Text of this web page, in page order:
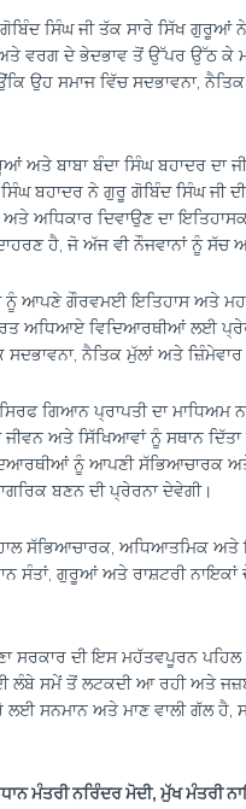
ਸਿੰਘ ਜੀ ਤੱਕ ਸਾਰੇ ਸਿੱਖ ਗੁਰੂਆਂ
ਅਤੇ ਵਰਗ ਦੇ ਭੇਦਭਾਵ ਤੋਂ ਉੱਪਰ ਉੱਠ ਕੇ
ਉਹ ਸਮਾਜ ਵਿੱਚ ਸਦਭਾਵਨਾ,
ਅਤੇ ਬਾਬਾ ਬੰਦਾ ਸਿੰਘ ਬਹਾਦਰ ਦਾ
ਬਹਾਦਰ ਨੇ ਗੁਰੂ ਗੋਬਿੰਦ ਸਿੰਘ ਜੀ
ਅਧਿਕਾਰ ਦਿਵਾਉਣ ਦਾ ਇਤਿਹਾਸਕ
ਹੈ, ਜੋ ਅੱਜ ਵੀ ਨੌਜਵਾਨਾਂ ਨੂੰ ਸੱਚ
ਨੂੰ ਆਪਣੇ ਗੌਰਵਮਈ ਇਤਿਹਾਸ ਅਤੇ
ਅਧਿਆਏ ਵਿਦਿਆਰਥੀਆਂ ਲਈ
ਨੈਤਿਕ ਮੁੱਲਾਂ ਅਤੇ ਜ਼ਿੰਮੇਵਾਰ
ਗਿਆਨ ਪ੍ਰਾਪਤੀ ਦਾ ਮਾਧਿਅਮ
ਅਤੇ ਸਿੱਖਿਆਵਾਂ ਨੂੰ ਸਥਾਨ ਦਿੱਤਾ
ਨੂੰ ਆਪਣੀ ਸੱਭਿਆਚਾਰਕ
ਬਣਨ ਦੀ ਪ੍ਰੇਰਨਾ ਦੇਵੇਗੀ।
ਸੱਭਿਆਚਾਰਕ, ਅਧਿਆਤਮਿਕ ਅਤੇ
ਸੰਤਾਂ, ਗੁਰੂਆਂ ਅਤੇ ਰਾਸ਼ਟਰੀ
ਸਰਕਾਰ ਦੀ ਇਸ ਮਹੱਤਵਪੂਰਨ
ਲੰਬੇ ਸਮੇਂ ਤੋਂ ਲਟਕਦੀ ਆ ਰਹੀ ਅਤੇ
ਲਈ ਸਨਮਾਨ ਅਤੇ ਮਾਣ ਵਾਲੀ ਗੱਲ ਹੈ,
ਮੰਤਰੀ ਨਰਿੰਦਰ ਮੋਦੀ, ਮੁੱਖ ਮੰਤਰੀ